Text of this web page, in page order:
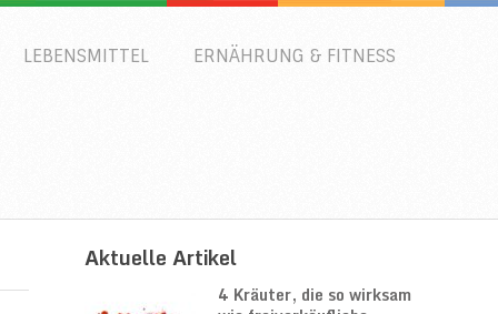
LEBENSMITTEL ERNÄHRUNG & FITNESS
Aktuelle Artikel
4 Kräuter, die so wirksam